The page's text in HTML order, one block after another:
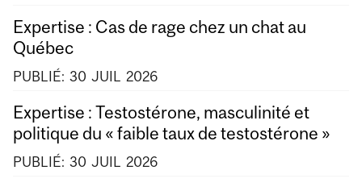
Expertise : Cas de rage chez un chat au
Québec
PUBLIÉ: 30 JUIL 2026
Expertise : Testostérone, masculinité et
politique du « faible taux de testostérone »
PUBLIÉ: 30 JUIL 2026